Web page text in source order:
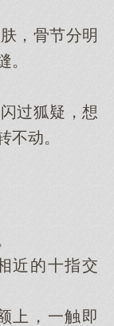
，骨节分明
。
过狐疑，想
不动。
的十指交
，一触即